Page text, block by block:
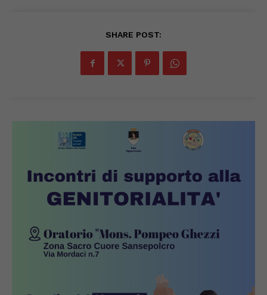
SHARE POST: